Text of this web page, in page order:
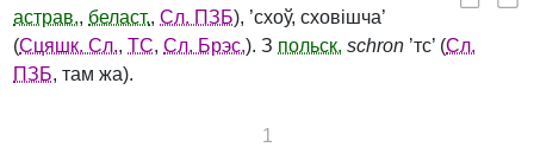
астрав., беласт., Сл. ПЗБ), ’схоў, сховішча’
(Сцяшк. Сл., ТС, Сл. Брэс.). З польск. schron ’тс’ (Сл.
ПЗБ, там жа).
1